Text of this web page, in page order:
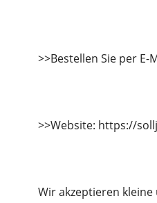
>>Bestellen Sie per E-
>>Website: https://
Wir akzeptieren